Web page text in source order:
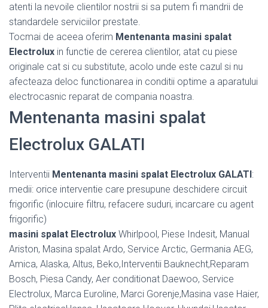
atenti la nevoile clientilor nostrii si sa putem fi mandrii de
standardele serviciilor prestate.
Tocmai de aceea oferim Mentenanta masini spalat
Electrolux in functie de cererea clientilor, atat cu piese
originale cat si cu substitute, acolo unde este cazul si nu
afecteaza deloc functionarea in conditii optime a aparatului
electrocasnic reparat de compania noastra.
Mentenanta masini spalat
Electrolux GALATI
Interventii Mentenanta masini spalat Electrolux GALATI:
medii: orice interventie care presupune deschidere circuit
frigorific (inlocuire filtru, refacere suduri, incarcare cu agent
frigorific)
masini spalat Electrolux Whirlpool, Piese Indesit, Manual
Ariston, Masina spalat Ardo, Service Arctic, Germania AEG,
Amica, Alaska, Altus, Beko,Interventii Bauknecht,Reparam
Bosch, Piesa Candy, Aer conditionat Daewoo, Service
Electrolux, Marca Euroline, Marci Gorenje,Masina vase Haier,